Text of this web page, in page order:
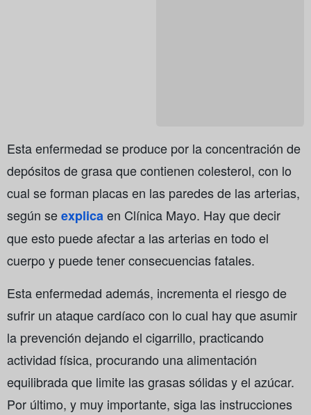
Esta enfermedad se produce por la concentración de
depósitos de grasa que contienen colesterol, con lo
cual se forman placas en las paredes de las arterias,
según seexplicaen Clínica Mayo. Hay que decir
que esto puede afectar a las arterias en todo el
cuerpo y puede tener consecuencias fatales.
Esta enfermedad además, incrementa el riesgo de
sufrir un ataque cardíaco con lo cual hay que asumir
la prevención dejando el cigarrillo, practicando
actividad física, procurando una alimentación
equilibrada que limite las grasas sólidas y el azúcar.
Por último, y muy importante, siga las instrucciones